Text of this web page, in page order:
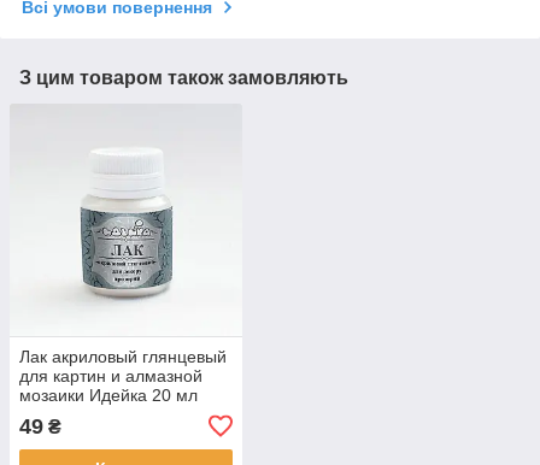
Всі умови повернення
З цим товаром також замовляють
Лак акриловый глянцевый
для картин и алмазной
мозаики Идейка 20 мл
49 ₴